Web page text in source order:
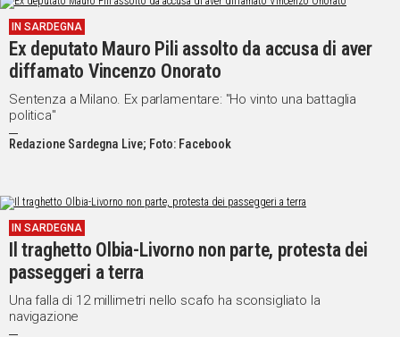
POLITICA
IN
ITALIA
NEL
MONDO
SPORT
EVENTI
VIDEO
IN SARDEGNA
Ex deputato Mauro Pili assolto da accusa di aver
diffamato Vincenzo Onorato
Sentenza a Milano. Ex parlamentare: "Ho vinto una battaglia
politica"
Redazione Sardegna Live; Foto: Facebook
IN SARDEGNA
Il traghetto Olbia-Livorno non parte, protesta dei
passeggeri a terra
Una falla di 12 millimetri nello scafo ha sconsigliato la
navigazione